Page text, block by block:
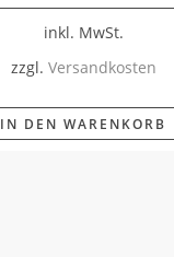
inkl. MwSt.
zzgl. Versandkosten
IN DEN WARENKORB